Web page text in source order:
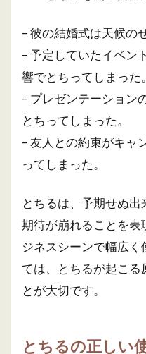
– 彼の結婚式は天候の
– 予定していたイベン
響でとちってしまった。
– プレゼンテーション
とちってしまった。
– 友人との約束がキャ
ってしまった。
とちるは、予期せぬ
期待が崩れることを
ジネスシーンで幅広
ては、とちるが起こる
とが大切です。
とちるの正しい